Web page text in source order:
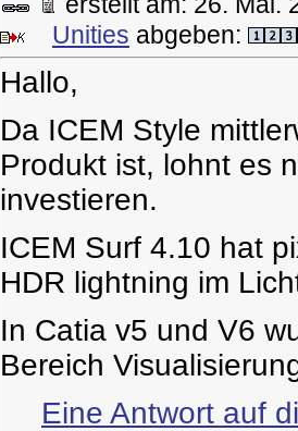
Unities abgeben:
Hallo,
Da ICEM Style
Produkt ist, lohnt es
investieren.
ICEM Surf 4.10 hat
HDR lightning im
In Catia v5 und V6
Bereich
Eine Antwort auf